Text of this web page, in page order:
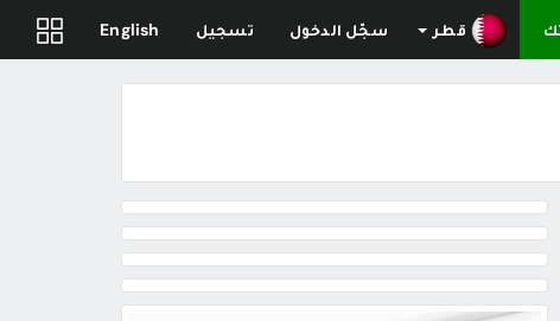
قطر سجّل الدخول تسجيل English